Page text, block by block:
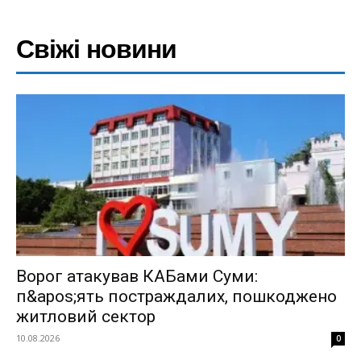
Свіжі новини
Ворог атакував КАБами Суми:
п&apos;ять постраждалих, пошкоджено
житловий сектор
10.08.2026 0